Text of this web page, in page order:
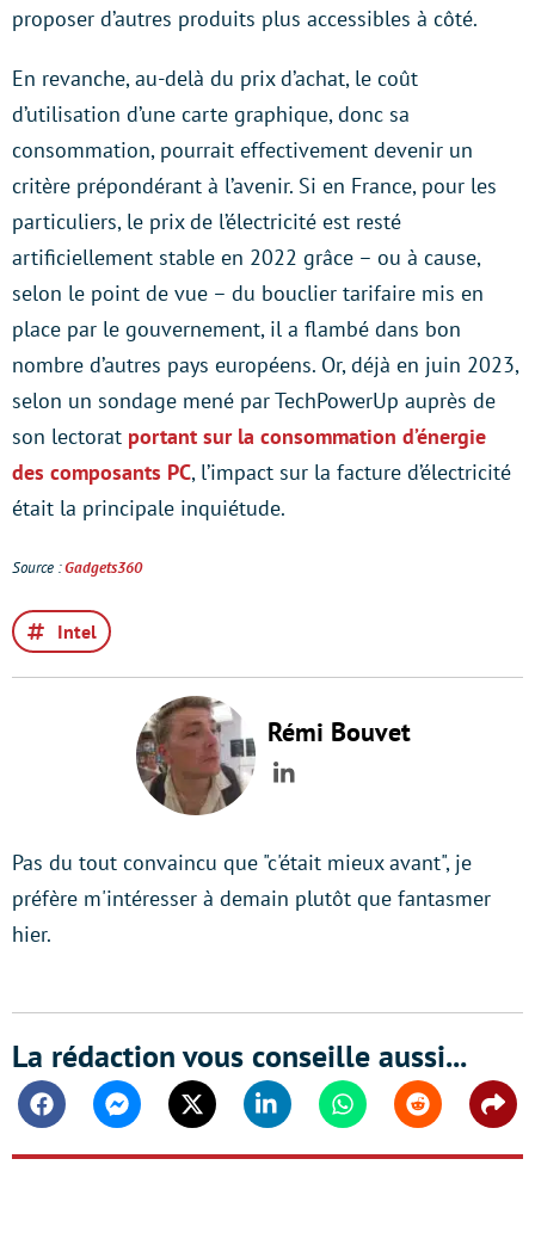
proposer d’autres produits plus accessibles à côté.
En revanche, au-delà du prix d’achat, le coût
d’utilisation d’une carte graphique, donc sa
consommation, pourrait effectivement devenir un
critère prépondérant à l’avenir. Si en France, pour les
particuliers, le prix de l’électricité est resté
artificiellement stable en 2022 grâce – ou à cause,
selon le point de vue – du bouclier tarifaire mis en
place par le gouvernement, il a flambé dans bon
nombre d’autres pays européens. Or, déjà en juin 2023,
selon un sondage mené par TechPowerUp auprès de
son lectorat portant sur la consommation d’énergie
des composants PC, l’impact sur la facture d’électricité
était la principale inquiétude.
Source :Gadgets360
Intel
Rémi Bouvet
LinkedIn
Pas du tout convaincu que "c'était mieux avant", je
préfère m'intéresser à demain plutôt que fantasmer
hier.
La rédaction vous conseille aussi...
FacebookMessengerTwitter Linkedin WhatsappReddit